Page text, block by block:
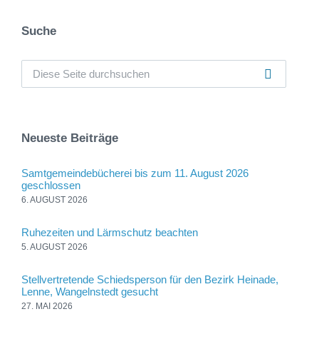
Suche
Neueste Beiträge
Samtgemeindebücherei bis zum 11. August 2026
geschlossen
6. AUGUST 2026
Ruhezeiten und Lärmschutz beachten
5. AUGUST 2026
Stellvertretende Schiedsperson für den Bezirk Heinade,
Lenne, Wangelnstedt gesucht
27. MAI 2026